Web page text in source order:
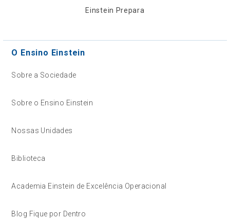
Einstein Prepara
O Ensino Einstein
Sobre a Sociedade
Sobre o Ensino Einstein
Nossas Unidades
Biblioteca
Academia Einstein de Excelência Operacional
Blog Fique por Dentro